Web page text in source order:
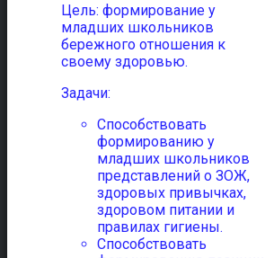
Цель: формирование у
младших школьников
бережного отношения к
своему здоровью.
Задачи:
Способствовать
формированию у
младших школьников
представлений о ЗОЖ,
здоровых привычках,
здоровом питании и
правилах гигиены.
Способствовать